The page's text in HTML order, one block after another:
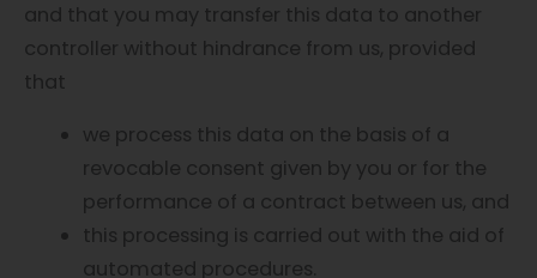
and that you may transfer this data to another
controller without hindrance from us, provided
that
we process this data on the basis of a
revocable consent given by you or for the
performance of a contract between us, and
this processing is carried out with the aid of
automated procedures.